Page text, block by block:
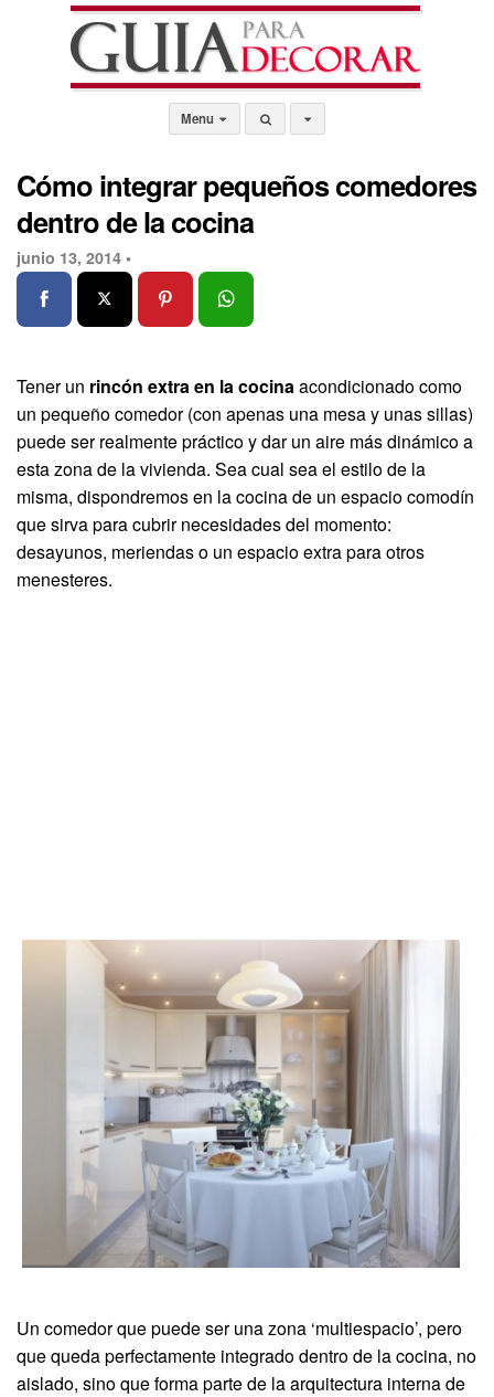
Menu
Cómo integrar pequeños comedores
dentro de la cocina
junio 13, 2014 •
Tener un rincón extra en la cocinaacondicionado como
un pequeño comedor (con apenas una mesa y unas sillas)
puede ser realmente práctico y dar un aire más dinámico a
esta zona de la vivienda. Sea cual sea el estilo de la
misma, dispondremos en la cocina de un espacio comodín
que sirva para cubrir necesidades del momento:
desayunos, meriendas o un espacio extra para otros
menesteres.
Un comedor que puede ser una zona ‘multiespacio’, pero
que queda perfectamente integrado dentro de la cocina, no
aislado, sino que forma parte de la arquitectura interna de